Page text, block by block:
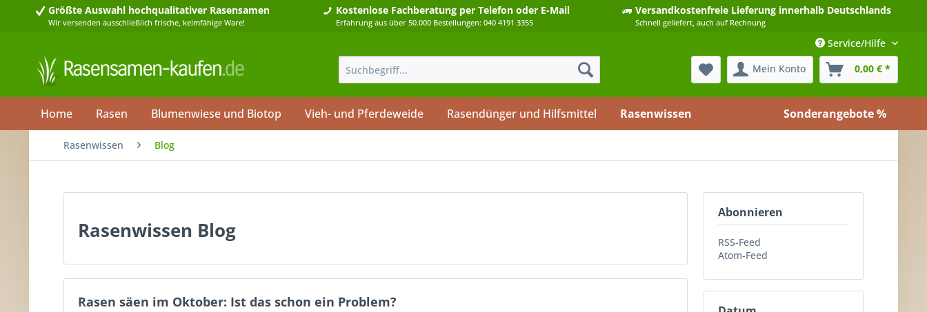
Größte Auswahl hochqualitativer Rasensamen
Wir versenden ausschließlich frische, keimfähige Ware!
Kostenlose Fachberatung per Telefon oder E-Mail
Erfahrung aus über 50.000 Bestellungen: 040 4191 3355
Versandkostenfreie Lieferung innerhalb Deutschlands
Schnell geliefert, auch auf Rechnung
Service/Hilfe
Mein Konto
0,00 € *
Home Rasen Blumenwiese und Biotop Vieh- und Pferdeweide Rasendünger und Hilfsmittel Sonderangebote %
Rasenwissen
Rasenwissen Blog
Abonnieren
RSS-Feed
Atom-Feed
Rasenwissen Blog
Rasen säen im Oktober: Ist das schon ein Problem?